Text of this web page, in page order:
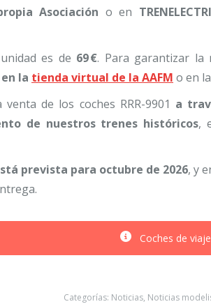
Asociación o en
es de 69 €. Para garantizar la
en la tienda virtual de la AAFM o en la
de los coches RRR-9901 a
de nuestros trenes históricos,
prevista para octubre de 2026, y
Coches de
Categorías: Noticias, Noticias